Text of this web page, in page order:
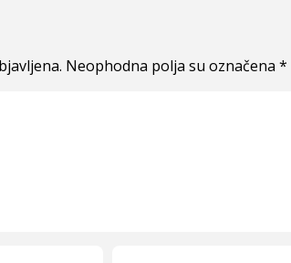
Neophodna polja su označena *